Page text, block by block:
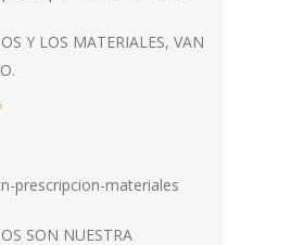
Y LOS MATERIALES, VAN
SON NUESTRA